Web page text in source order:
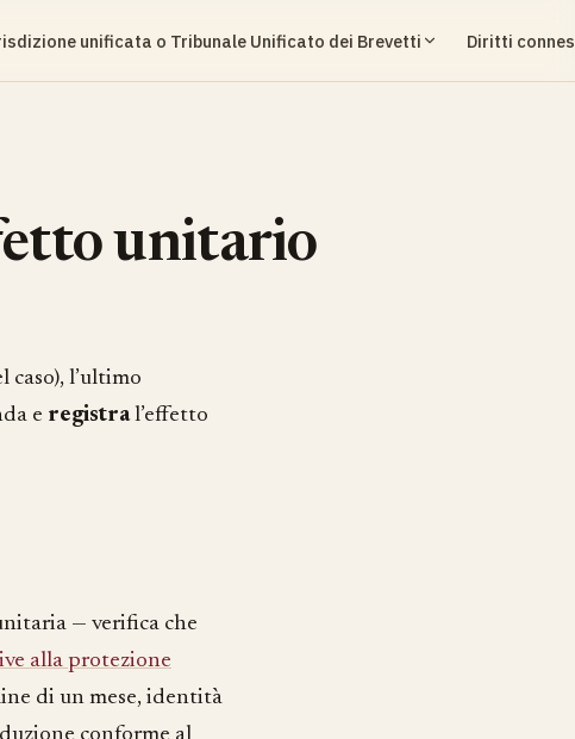
unificata o Tribunale Unificato dei Brevetti Diritti
unitario
l’ultimo
e registral’effetto
— verifica che
alla protezione
di un mese, identità